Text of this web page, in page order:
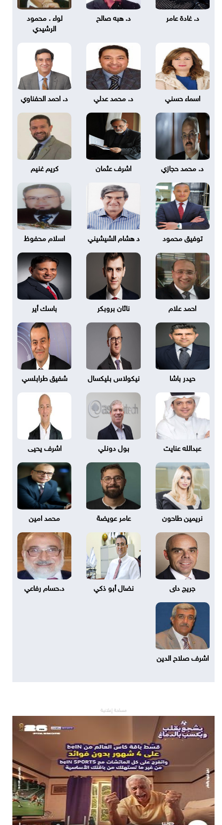
د. غادة عامر د. هبه صالح
لواء . محمود
الرشيدي
اسماء حسني د. محمد عدلي د. احمد الحفناوي
د. محمد حجازي اشرف عثمان كريم غنيم
توفيق محمود د هشام الشيشيني اسلام محفوظ
احمد علام ناثان بروبكر باسك أير
حيدر باشا نيكولاس بليكسال شفيق طرابلسي
عبدالله عنايت بول دونلي اشرف يحيى
نريمين طاحون عامر عويضة محمد امين
جريج داى نضال أبو ذكي د.حسام رفاعي
اشرف صلاح الدين
مساحة إعلانية